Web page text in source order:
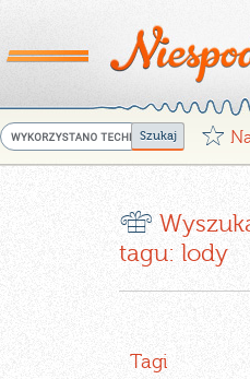
G
r
tagu: lody
Tagi